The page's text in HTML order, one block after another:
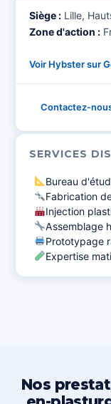
Siège :Lille,
Zone d'action :
Voir Hybster sur
Contactez-
SERVICES
Bureau
Fabrication
Injection
Assemblage
Prototypage
Expertise
Nos